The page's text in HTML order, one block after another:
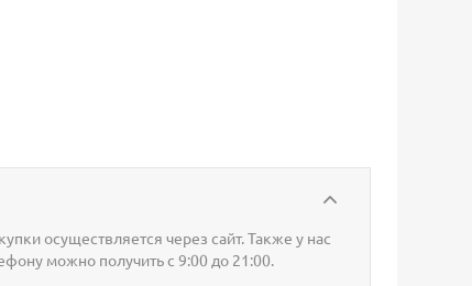
осуществляется через сайт. Также у нас
можно получить с 9:00 до 21:00.